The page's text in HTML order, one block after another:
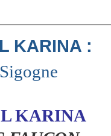
KARINA :
KARINA